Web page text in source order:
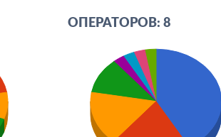
ОПЕРАТОРОВ: 8